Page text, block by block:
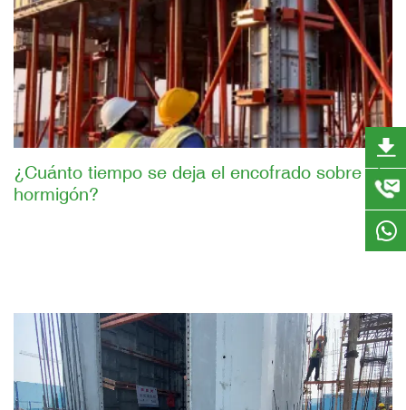
¿Cuánto tiempo se deja el encofrado sobre el
hormigón?